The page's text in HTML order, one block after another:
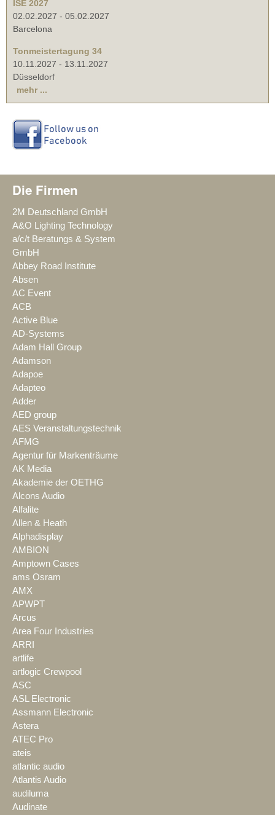
ISE 2027
02.02.2027 - 05.02.2027
Barcelona
Tonmeistertagung 34
10.11.2027 - 13.11.2027
Düsseldorf
mehr ...
Die Firmen
2M Deutschland GmbH
A&O Lighting Technology
a/c/t Beratungs & System
GmbH
Abbey Road Institute
Absen
AC Event
ACB
Active Blue
AD-Systems
Adam Hall Group
Adamson
Adapoe
Adapteo
Adder
AED group
AES Veranstaltungstechnik
AFMG
Agentur für Markenträume
AK Media
Akademie der OETHG
Alcons Audio
Alfalite
Allen & Heath
Alphadisplay
AMBION
Amptown Cases
ams Osram
AMX
APWPT
Arcus
Area Four Industries
ARRI
artlife
artlogic Crewpool
ASC
ASL Electronic
Assmann Electronic
Astera
ATEC Pro
ateis
atlantic audio
Atlantis Audio
audiluma
Audinate